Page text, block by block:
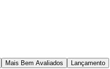
Mais Bem Avaliados Lançamento